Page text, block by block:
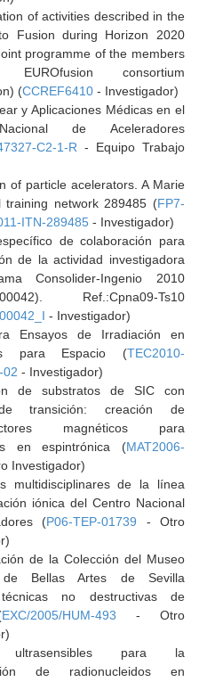
of activities described in the
Fusion during Horizon 2020
programme of the members
consortium
(CCREF6410- Investigador)
y Aplicaciones Médicas en el
de Aceleradores
C2-1-R - Equipo Trabajo
of particle acelerators. A Marie
training network 289485 (FP7-
ITN-289485- Investigador)
de colaboración para
de la actividad investigadora
Consolider-Ingenio 2010
00042). Ref.:Cpna09-Ts10
- Investigador)
Ensayos de Irradiación en
para Espacio (TEC2010-
02 - Investigador)
de substratos de SIC con
transición: creación de
magnéticos para
en espintrónica (MAT2006-
Investigador)
multidisciplinares de la línea
iónica del Centro Nacional
(P06-TEP-01739 - Otro
de la Colección del Museo
de Bellas Artes de Sevilla
no destructivas de
EXC/2005/HUM-493 - Otro
ultrasensibles para la
de radionucleidos en